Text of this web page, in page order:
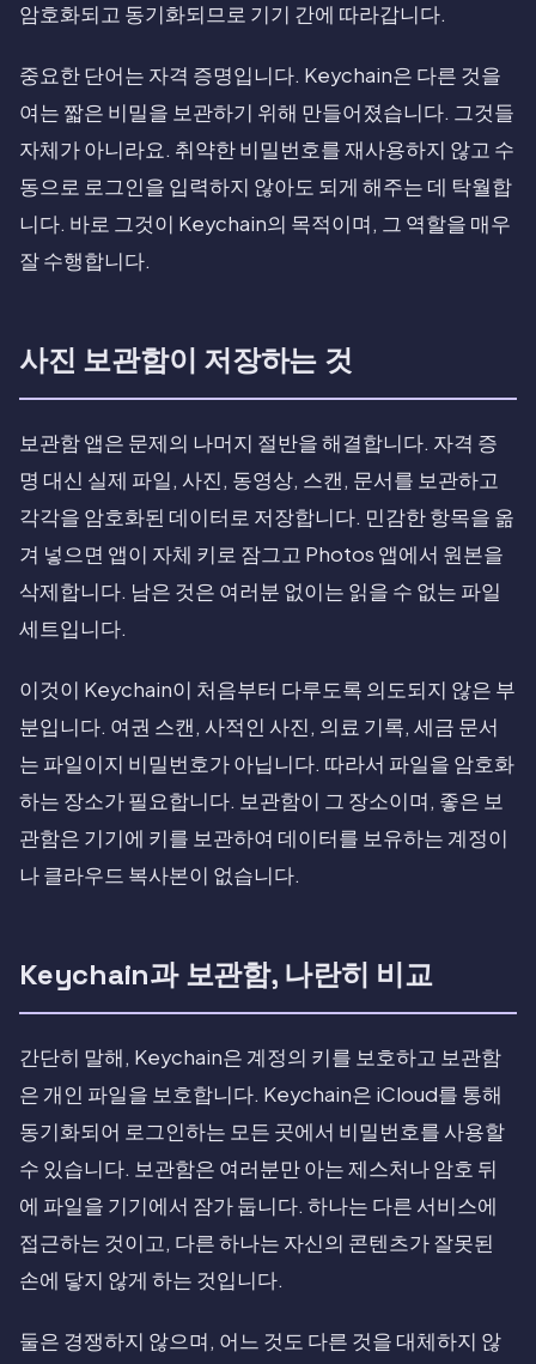
암호화되고 동기화되므로 기기 간에 따라갑니다.
중요한 단어는 자격 증명입니다. Keychain은 다른 것을
여는 짧은 비밀을 보관하기 위해 만들어졌습니다. 그것들
자체가 아니라요. 취약한 비밀번호를 재사용하지 않고 수
동으로 로그인을 입력하지 않아도 되게 해주는 데 탁월합
니다. 바로 그것이 Keychain의 목적이며, 그 역할을 매우
잘 수행합니다.
사진 보관함이 저장하는 것
보관함 앱은 문제의 나머지 절반을 해결합니다. 자격 증
명 대신 실제 파일, 사진, 동영상, 스캔, 문서를 보관하고
각각을 암호화된 데이터로 저장합니다. 민감한 항목을 옮
겨 넣으면 앱이 자체 키로 잠그고 Photos 앱에서 원본을
삭제합니다. 남은 것은 여러분 없이는 읽을 수 없는 파일
세트입니다.
이것이 Keychain이 처음부터 다루도록 의도되지 않은 부
분입니다. 여권 스캔, 사적인 사진, 의료 기록, 세금 문서
는 파일이지 비밀번호가 아닙니다. 따라서 파일을 암호화
하는 장소가 필요합니다. 보관함이 그 장소이며, 좋은 보
관함은 기기에 키를 보관하여 데이터를 보유하는 계정이
나 클라우드 복사본이 없습니다.
Keychain과 보관함, 나란히 비교
간단히 말해, Keychain은 계정의 키를 보호하고 보관함
은 개인 파일을 보호합니다. Keychain은 iCloud를 통해
동기화되어 로그인하는 모든 곳에서 비밀번호를 사용할
수 있습니다. 보관함은 여러분만 아는 제스처나 암호 뒤
에 파일을 기기에서 잠가 둡니다. 하나는 다른 서비스에
접근하는 것이고, 다른 하나는 자신의 콘텐츠가 잘못된
손에 닿지 않게 하는 것입니다.
둘은 경쟁하지 않으며, 어느 것도 다른 것을 대체하지 않